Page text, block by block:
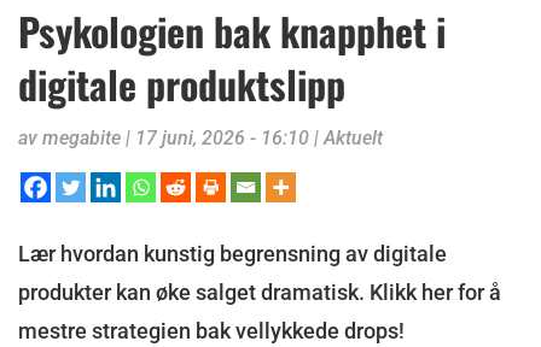
Psykologien bak knapphet i
digitale produktslipp
av megabite | 17 juni, 2026 - 16:10 | Aktuelt
Lær hvordan kunstig begrensning av digitale
produkter kan øke salget dramatisk. Klikk her for å
mestre strategien bak vellykkede drops!